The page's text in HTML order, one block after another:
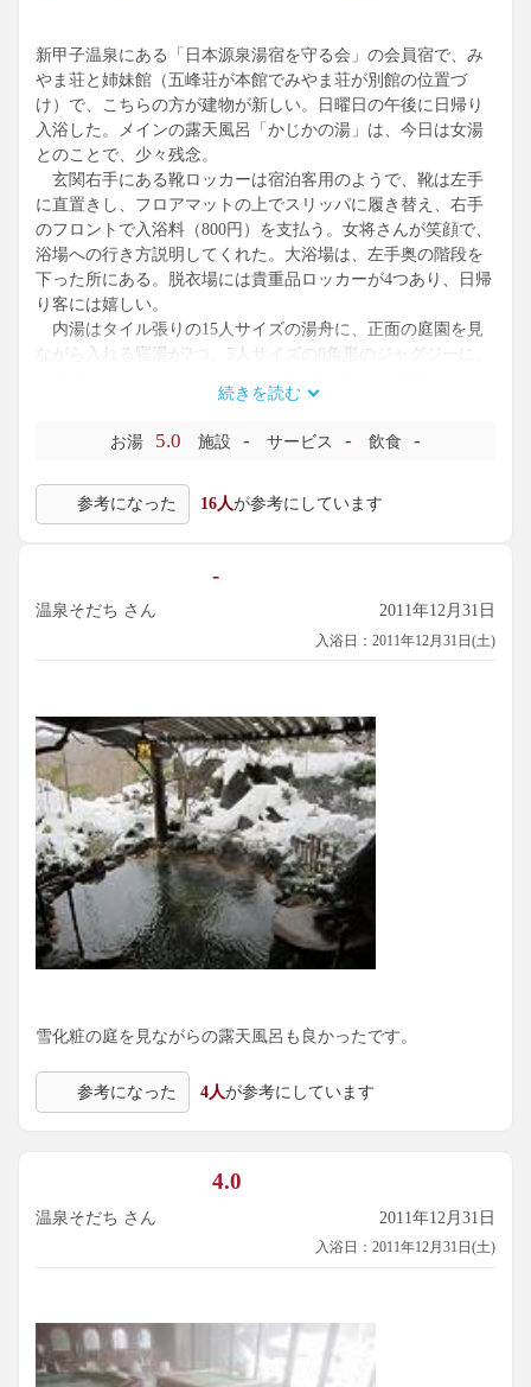
素ｲｵﾝ369.7mg、ﾒﾀｹｲ酸64.3mg、ﾒﾀﾎｳ酸36.5mg、ﾒﾀ亜ﾋ酸2.1m
g、遊離二酸化炭酸22.0mg、成分総計1.620g
新甲子温泉にある「日本源泉湯宿を守る会」の会員宿で、み
やま荘と姉妹館（五峰荘が本館でみやま荘が別館の位置づ
け）で、こちらの方が建物が新しい。日曜日の午後に日帰り
入浴した。メインの露天風呂「かじかの湯」は、今日は女湯
とのことで、少々残念。
玄関右手にある靴ロッカーは宿泊客用のようで、靴は左手
に直置きし、フロアマットの上でスリッパに履き替え、右手
のフロントで入浴料（800円）を支払う。女将さんが笑顔で、
浴場への行き方説明してくれた。大浴場は、左手奥の階段を
下った所にある。脱衣場には貴重品ロッカーが4つあり、日帰
り客には嬉しい。
内湯はタイル張りの15人サイズの湯舟に、正面の庭園を見
ながら入れる寝湯が2つ、5人サイズの8角形のジャグジーに、
ない。洗い場シャワーは8つ。
露天風呂は引き戸（網戸）１枚隔てたところにあり、石造
りの8人サイズの湯舟で、50℃位の源泉が掛け流されていて湯
陽花を遠目に見ながらまったり出来た。
泉質は、黄褐色透明のナトリウム－硫酸塩・塩化物・炭酸
ためてから熱交換して配分供給しているとのこと。
続きを読む
お湯 5.0 施設 - サービス - 飲食 -
参考になった 16人が参考にしています
-
温泉そだち さん 2011年12月31日
入浴日：2011年12月31日(土)
雪化粧の庭を見ながらの露天風呂も良かったです。
参考になった 4人が参考にしています
4.0
温泉そだち さん 2011年12月31日
入浴日：2011年12月31日(土)